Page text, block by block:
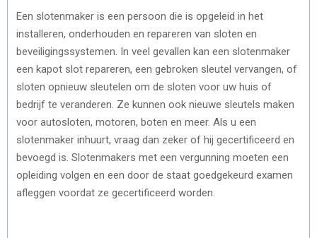
Een slotenmaker is een persoon die is opgeleid in het
installeren, onderhouden en repareren van sloten en
beveiligingssystemen. In veel gevallen kan een slotenmaker
een kapot slot repareren, een gebroken sleutel vervangen, of
sloten opnieuw sleutelen om de sloten voor uw huis of
bedrijf te veranderen. Ze kunnen ook nieuwe sleutels maken
voor autosloten, motoren, boten en meer. Als u een
slotenmaker inhuurt, vraag dan zeker of hij gecertificeerd en
bevoegd is. Slotenmakers met een vergunning moeten een
opleiding volgen en een door de staat goedgekeurd examen
afleggen voordat ze gecertificeerd worden.